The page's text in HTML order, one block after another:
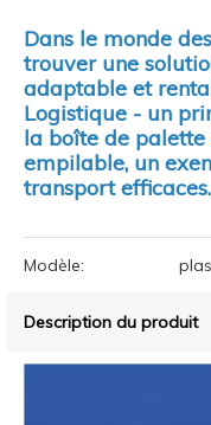
Dans le monde
trouver une
adaptable et
Logistique - un
la boîte de
empilable, un
transport efficaces.
Modèle:
Description du produit